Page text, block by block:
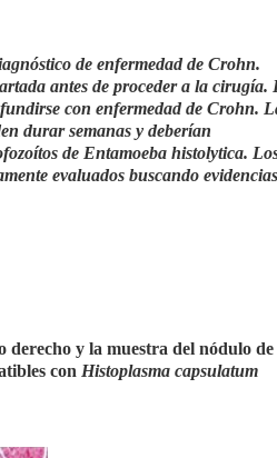
de enfermedad de Crohn.
antes de proceder a la cirugía.
con enfermedad de Crohn.
durar semanas y deberían
de Entamoeba histolytica.
evaluados buscando
derecho y la muestra del nódulo de
con Histoplasma capsulatum